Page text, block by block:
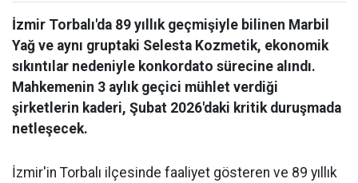
İzmir Torbalı'da 89 yıllık geçmişiyle bilinen Marbil
Yağ ve aynı gruptaki Selesta Kozmetik, ekonomik
sıkıntılar nedeniyle konkordato sürecine alındı.
Mahkemenin 3 aylık geçici mühlet verdiği
şirketlerin kaderi, Şubat 2026'daki kritik duruşmada
netleşecek.
İzmir'in Torbalı ilçesinde faaliyet gösteren ve 89 yıllık